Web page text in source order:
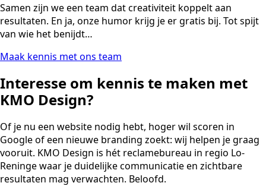
Samen zijn we een team dat creativiteit koppelt aan
resultaten. En ja, onze humor krijg je er gratis bij. Tot spijt
van wie het benijdt…
Maak kennis met ons team
Interesse om kennis te maken met
KMO Design?
Of je nu een website nodig hebt, hoger wil scoren in
Google of een nieuwe branding zoekt: wij helpen je graag
vooruit. KMO Design is hét reclamebureau in regio Lo-
Reninge waar je duidelijke communicatie en zichtbare
resultaten mag verwachten. Beloofd.